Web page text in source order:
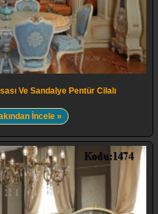
Ve Sandalye Pentür Cilalı
İncele »